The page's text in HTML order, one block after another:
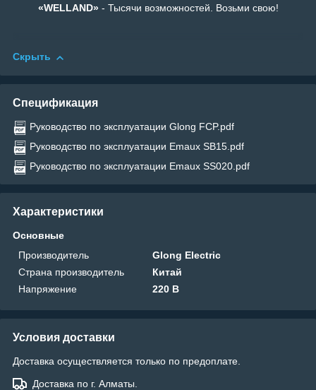
«WELLAND»- Тысячи возможностей. Возьми свою!
Скрыть
Спецификация
Руководство по эксплуатации Glong FCP.pdf
Руководство по эксплуатации Emaux SB15.pdf
Руководство по эксплуатации Emaux SS020.pdf
Характеристики
Основные
Производитель
Glong Electric
Страна производитель
Китай
Напряжение
220 В
Условия доставки
Доставка осуществляется только по предоплате.
Доставка по г. Алматы.